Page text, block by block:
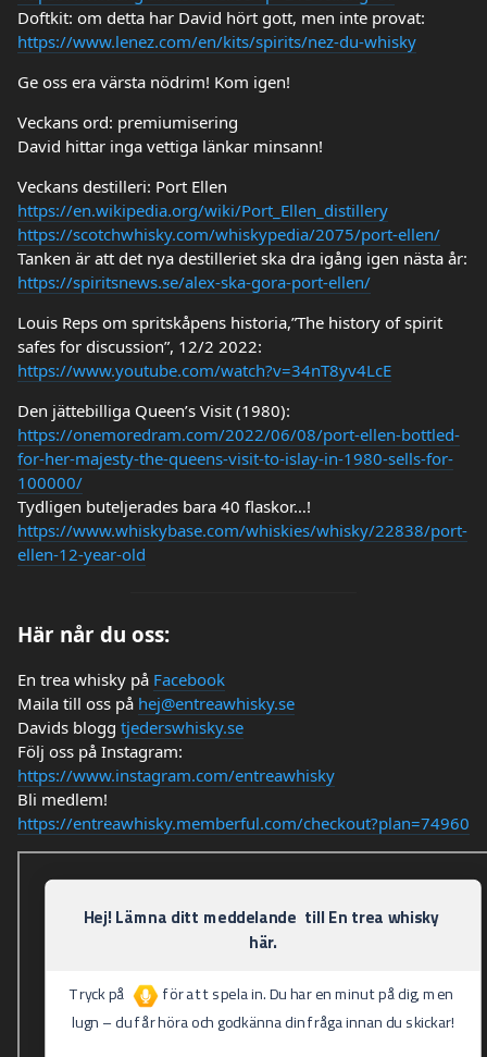
Doftkit: om detta har David hört gott, men inte provat:
https://www.lenez.com/en/kits/spirits/nez-du-whisky
Ge oss era värsta nödrim! Kom igen!
Veckans ord: premiumisering
David hittar inga vettiga länkar minsann!
Veckans destilleri: Port Ellen
https://en.wikipedia.org/wiki/Port_Ellen_distillery
https://scotchwhisky.com/whiskypedia/2075/port-ellen/
Tanken är att det nya destilleriet ska dra igång igen nästa år:
https://spiritsnews.se/alex-ska-gora-port-ellen/
Louis Reps om spritskåpens historia,”The history of spirit
safes for discussion”, 12/2 2022:
https://www.youtube.com/watch?v=34nT8yv4LcE
Den jättebilliga Queen’s Visit (1980):
https://onemoredram.com/2022/06/08/port-ellen-bottled-
for-her-majesty-the-queens-visit-to-islay-in-1980-sells-for-
100000/
Tydligen buteljerades bara 40 flaskor…!
https://www.whiskybase.com/whiskies/whisky/22838/port-
ellen-12-year-old
Här når du oss:
En trea whisky på Facebook
Maila till oss på hej@entreawhisky.se
Davids blogg tjederswhisky.se
Följ oss på Instagram:
https://www.instagram.com/entreawhisky
Bli medlem!
https://entreawhisky.memberful.com/checkout?plan=74960